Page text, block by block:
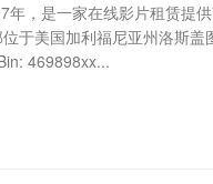
，是一家在线影片租赁提
于美国加利福尼亚州洛斯盖
469898xx...